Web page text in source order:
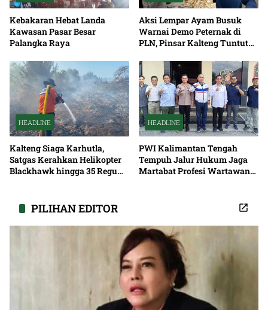
Kebakaran Hebat Landa
Kawasan Pasar Besar
Palangka Raya
Aksi Lempar Ayam Busuk
Warnai Demo Peternak di
PLN, Pinsar Kalteng Tuntut
HEADLINE
Kalteng Siaga Karhutla,
Satgas Kerahkan Helikopter
Blackhawk hingga 35 Regu
HEADLINE
PWI Kalimantan Tengah
Tempuh Jalur Hukum Jaga
Martabat Profesi Wartawan
PILIHAN EDITOR